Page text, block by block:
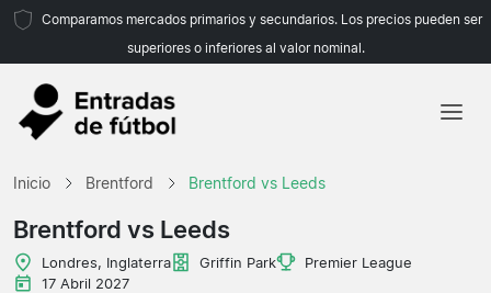
Comparamos mercados primarios y secundarios. Los precios pueden ser
superiores o inferiores al valor nominal.
Inicio Brentford Brentford vs Leeds
Brentford vs Leeds
Londres, Inglaterra Griffin Park
Premier League
17 Abril 2027